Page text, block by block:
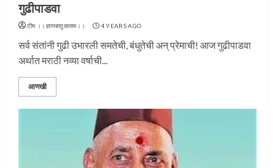
गुढीपाडवा
टीम ।।ज्ञानबातुकाराम।। 4 YEARS AGO
सर्व संतांनी गुढी उभारली समतेची, बंधुतेची अन् प्रेमाची! आज गुढीपाडवा
अर्थात मराठी नव्या वर्षाची...
आणखी